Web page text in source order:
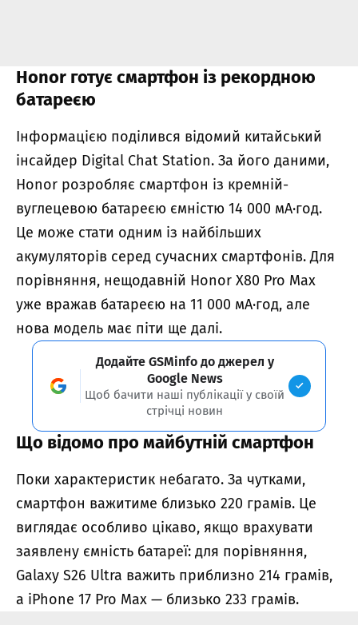
Honor готує смартфон із рекордною
батареєю
Інформацією поділився відомий китайський
інсайдер Digital Chat Station. За його даними,
Honor розробляє смартфон із кремній-
вуглецевою батареєю ємністю 14 000 мА·год.
Це може стати одним із найбільших
акумуляторів серед сучасних смартфонів. Для
порівняння, нещодавній Honor X80 Pro Max
уже вражав батареєю на 11 000 мА·год, але
нова модель має піти ще далі.
Додайте GSMinfo до джерел у
Google News
Щоб бачити наші публікації у своїй
стрічці новин
Що відомо про майбутній смартфон
Поки характеристик небагато. За чутками,
смартфон важитиме близько 220 грамів. Це
виглядає особливо цікаво, якщо врахувати
заявлену ємність батареї: для порівняння,
Galaxy S26 Ultra важить приблизно 214 грамів,
а iPhone 17 Pro Max — близько 233 грамів.